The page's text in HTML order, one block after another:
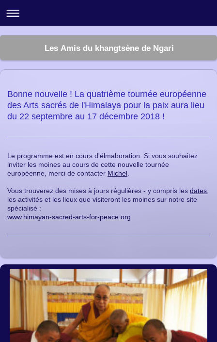
Les Amis du khangtsène de Ngari
Bonne nouvelle ! La quatrième tournée européenne
des Arts sacrés de l'Himalaya pour la paix aura lieu
du 22 septembre au 17 décembre 2018 !
Le programme est en cours d'élmaboration. Si vous souhaitez
inviter les moines au cours de cette nouvelle tournée
européenne, merci de contacter Michel.
Vous trouverez des mises à jours régulières - y compris les dates,
les activités et les lieux que visiteront les moines sur notre site
spécialisé :
www.himayan-sacred-arts-for-peace.org